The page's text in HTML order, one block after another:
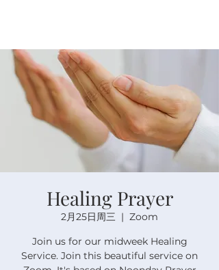
Healing Prayer
2月25日周三
  |
Zoom
Join us for our midweek Healing
Service. Join this beautiful service on